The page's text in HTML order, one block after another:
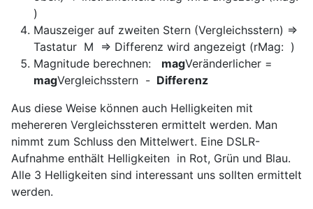
)
Mauszeiger auf zweiten Stern (Vergleichsstern) =>
Tastatur M => Differenz wird angezeigt (rMag: )
Magnitude berechnen: magVeränderlicher =
magVergleichsstern - Differenz
Aus diese Weise können auch Helligkeiten mit
mehereren Vergleichssteren ermittelt werden. Man
nimmt zum Schluss den Mittelwert. Eine DSLR-
Aufnahme enthält Helligkeiten in Rot, Grün und Blau.
Alle 3 Helligkeiten sind interessant uns sollten ermittelt
werden.